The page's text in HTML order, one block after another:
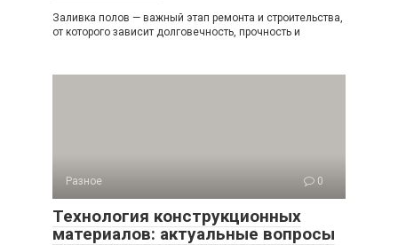
Заливка полов — важный этап ремонта и строительства,
от которого зависит долговечность, прочность и
Разное 0
Технология конструкционных
материалов: актуальные вопросы